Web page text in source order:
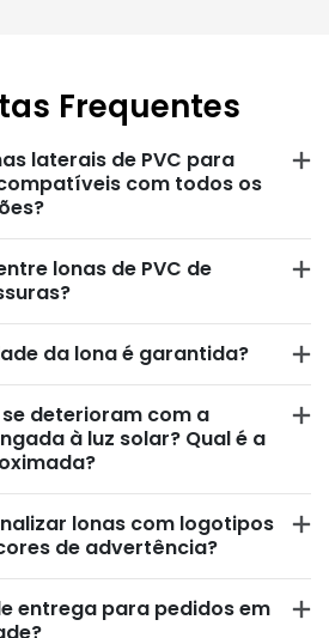
Frequentes
laterais de PVC para
com todos os
lonas de PVC de
da lona é garantida?
se deterioram com a
à luz solar? Qual é a
lonas com logotipos
de advertência?
entrega para pedidos em